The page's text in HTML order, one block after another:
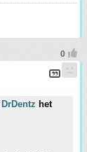
DrDentz het